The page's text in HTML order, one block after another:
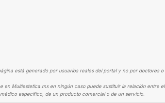
está generado por usuarios reales del portal y no por doctores o
en Multiestetica.mx en ningún caso puede sustituir la relación entre
específico, de un producto comercial o de un servicio.